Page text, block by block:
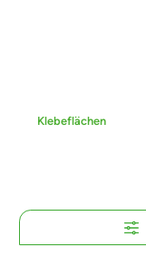
Klebeflächen